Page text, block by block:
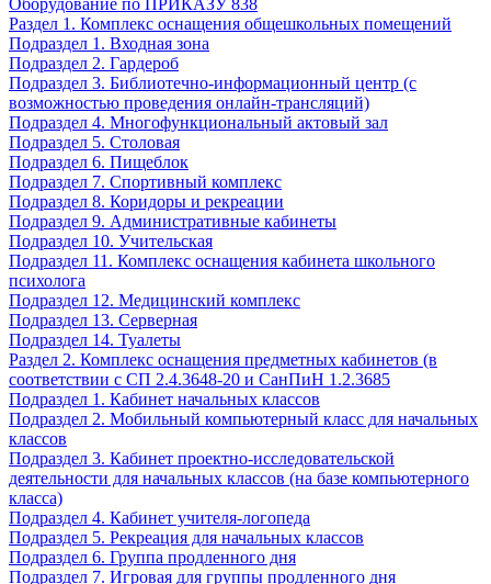
Оборудование по ПРИКАЗУ 838
Раздел 1. Комплекс оснащения общешкольных помещений
Подраздел 1. Входная зона
Подраздел 2. Гардероб
Подраздел 3. Библиотечно-информационный центр (с
возможностью проведения онлайн-трансляций)
Подраздел 4. Многофункциональный актовый зал
Подраздел 5. Столовая
Подраздел 6. Пищеблок
Подраздел 7. Спортивный комплекс
Подраздел 8. Коридоры и рекреации
Подраздел 9. Административные кабинеты
Подраздел 10. Учительская
Подраздел 11. Комплекс оснащения кабинета школьного
психолога
Подраздел 12. Медицинский комплекс
Подраздел 13. Серверная
Подраздел 14. Туалеты
Раздел 2. Комплекс оснащения предметных кабинетов (в
соответствии с СП 2.4.3648-20 и СанПиН 1.2.3685
Подраздел 1. Кабинет начальных классов
Подраздел 2. Мобильный компьютерный класс для начальных
классов
Подраздел 3. Кабинет проектно-исследовательской
деятельности для начальных классов (на базе компьютерного
класса)
Подраздел 4. Кабинет учителя-логопеда
Подраздел 5. Рекреация для начальных классов
Подраздел 6. Группа продленного дня
Подраздел 7. Игровая для группы продленного дня